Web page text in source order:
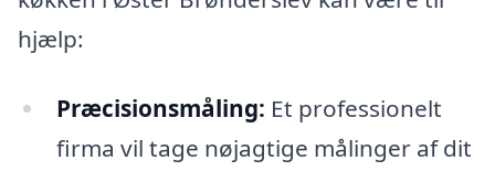
hjælp:
Præcisionsmåling: Et professionelt
firma vil tage nøjagtige målinger af dit